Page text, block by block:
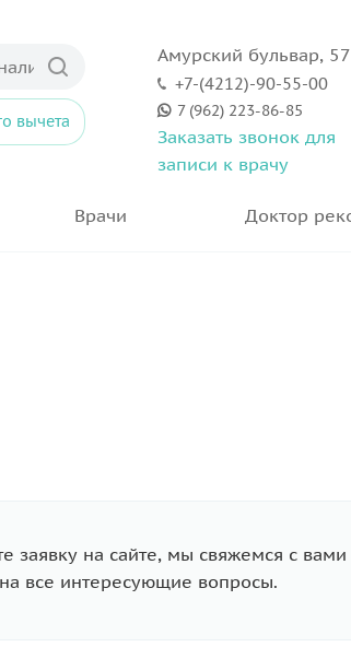
вычета
Амурский бульвар, 57
+7-(4212)-90-55-00
7 (962) 223-86-85
Заказать звонок для
записи к врачу
Врачи Доктор
заявку на сайте, мы свяжемся с
все интересующие вопросы.